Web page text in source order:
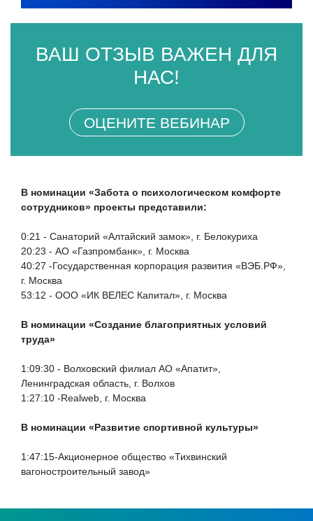
ВАШ ОТЗЫВ ВАЖЕН ДЛЯ
НАС!
ОЦЕНИТЕ ВЕБИНАР
В номинации «Забота о психологическом комфорте
сотрудников» проекты представили:
0:21 - Санаторий «Алтайский замок», г. Белокуриха
20:23 - АО «Газпромбанк», г. Москва
40:27 -Государственная корпорация развития «ВЭБ.РФ»,
г. Москва
53:12 - ООО «ИК ВЕЛЕС Капитал», г. Москва
В номинации «Создание благоприятных условий
труда»
1:09:30 - Волховский филиал АО «Апатит»,
Ленинградская область, г. Волхов
1:27:10 -Realweb, г. Москва
В номинации «Развитие спортивной культуры»
1:47:15-Акционерное общество «Тихвинский
вагоностроительный завод»